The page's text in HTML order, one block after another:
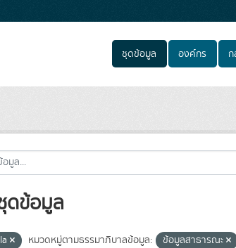
ชุดข้อมูล องค์กร
ดข้อมูล
หมวดหมู่ตามธรรมาภิบาลข้อมูล: ข้อมูลสาธารณะ